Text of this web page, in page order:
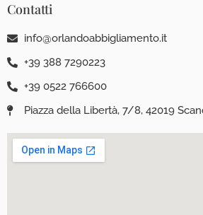
Contatti
info@orlandoabbigliamento.it
+39 388 7290223
+39 0522 766600
Piazza della Libertà, 7/8, 42019